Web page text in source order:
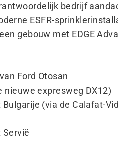
bedrijf
ESFR-
gebouw met EDGE
Ford Otosan
nieuwe expresweg DX12)
(via de Calafat-